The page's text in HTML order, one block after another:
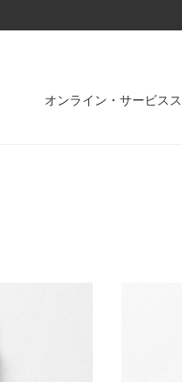
オンライン・サービス